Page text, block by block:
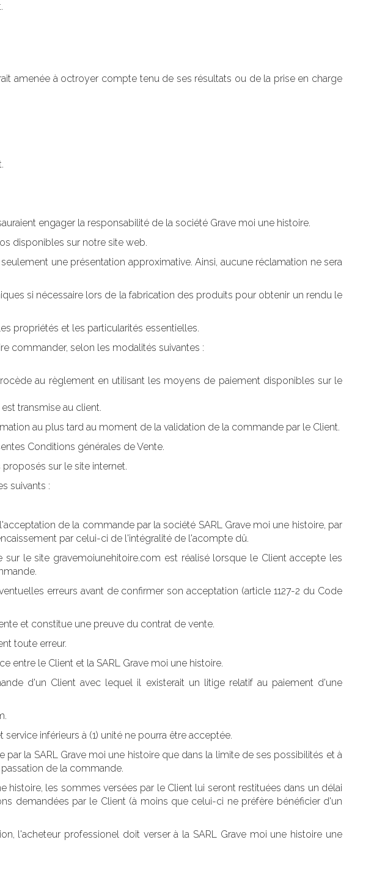
amenée à octroyer compte tenu de ses résultats ou de la prise en charge
.
engager la responsabilité de la société Grave moi une histoire.
disponibles sur notre site web.
une présentation approximative. Ainsi, aucune réclamation ne sera
si nécessaire lors de la fabrication des produits pour obtenir un rendu le
propriétés et les particularités essentielles.
commander, selon les modalités suivantes :
au règlement en utilisant les moyens de paiement disponibles sur le
transmise au client.
au plus tard au moment de la validation de la commande par le Client.
Conditions générales de Vente.
sur le site internet.
suivants :
de la commande par la société SARL Grave moi une histoire, par
par celui-ci de l'intégralité de l'acompte dû.
le site gravemoiunehitoire.com est réalisé lorsque le Client accepte les
erreurs avant de confirmer son acceptation (article 1127-2 du Code
et constitue une preuve du contrat de vente.
toute erreur.
entre le Client et la SARL Grave moi une histoire.
d'un Client avec lequel il existerait un litige relatif au paiement d'une
inférieurs à (1) unité ne pourra être acceptée.
la SARL Grave moi une histoire que dans la limite de ses possibilités et à
de la commande.
les sommes versées par le Client lui seront restituées dans un délai
demandées par le Client (à moins que celui-ci ne préfère bénéficier d'un
l'acheteur professionel doit verser à la SARL Grave moi une histoire une